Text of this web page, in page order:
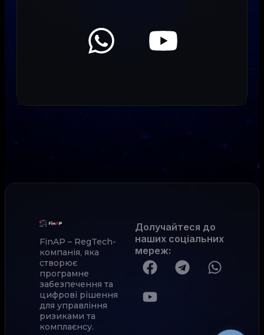
FinAP – RegTech-
компанія, яка
створює
програмне
забезпечення та
цифрові рішення
для управління
ризиками та
комплаєнсу.
Долучайтеся до
наших соціальних
мереж: